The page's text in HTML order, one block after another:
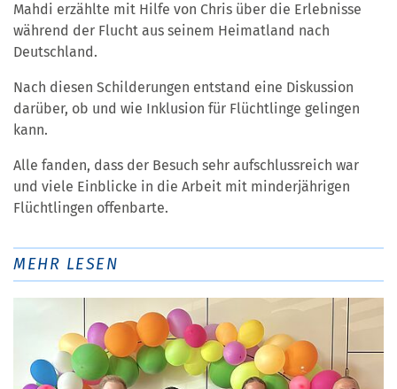
Mahdi erzählte mit Hilfe von Chris über die Erlebnisse
während der Flucht aus seinem Heimatland nach
Deutschland.
Nach diesen Schilderungen entstand eine Diskussion
darüber, ob und wie Inklusion für Flüchtlinge gelingen
kann.
Alle fanden, dass der Besuch sehr aufschlussreich war
und viele Einblicke in die Arbeit mit minderjährigen
Flüchtlingen offenbarte.
MEHR LESEN